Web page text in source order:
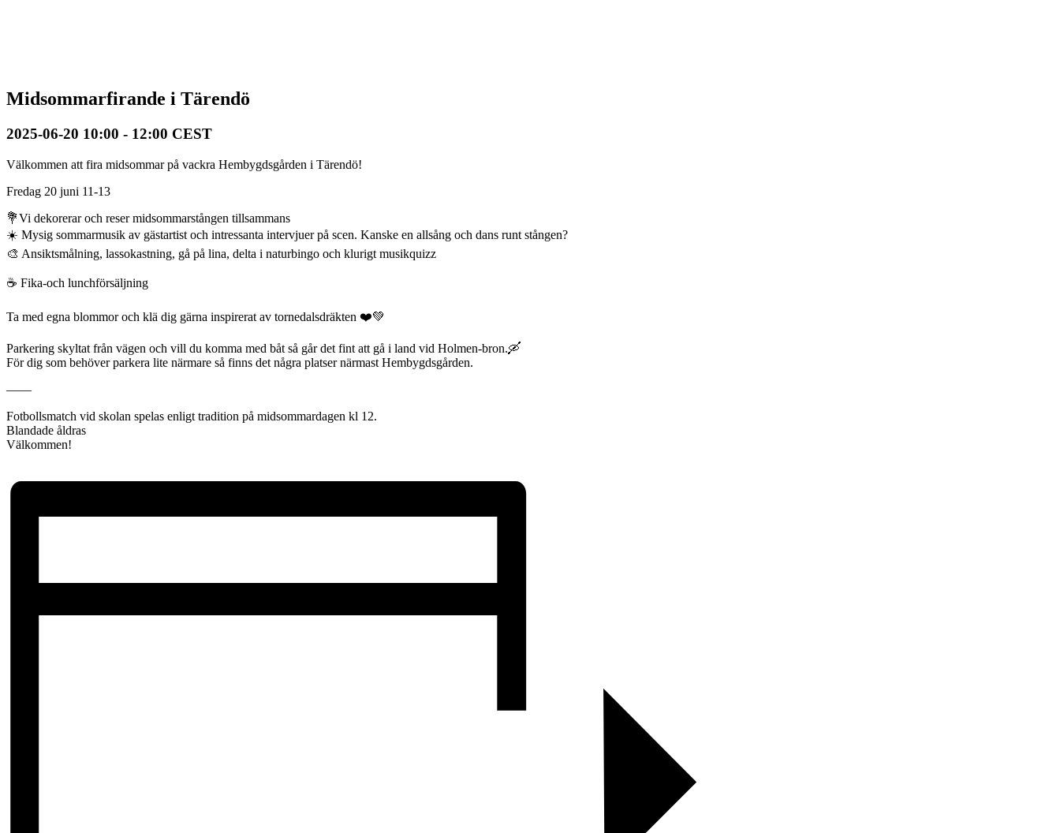
Midsommarfirande i Tärendö
2025-06-20 10:00 - 12:00 CEST
Välkommen att fira midsommar på vackra Hembygdsgården i Tärendö!
Fredag 20 juni 11-13
💐Vi dekorerar och reser midsommarstången tillsammans
☀️ Mysig sommarmusik av gästartist och intressanta intervjuer på scen. Kanske en allsång och dans runt stången?
🎨 Ansiktsmålning, lassokastning, gå på lina, delta i naturbingo och klurigt musikquizz
☕️ Fika-och lunchförsäljning
Ta med egna blommor och klä dig gärna inspirerat av tornedalsdräkten ❤️💚
Parkering skyltat från vägen och vill du komma med båt så går det fint att gå i land vid Holmen-bron.🛶
För dig som behöver parkera lite närmare så finns det några platser närmast Hembygdsgården.
——
Fotbollsmatch vid skolan spelas enligt tradition på midsommardagen kl 12.
Blandade åldras
Välkommen!